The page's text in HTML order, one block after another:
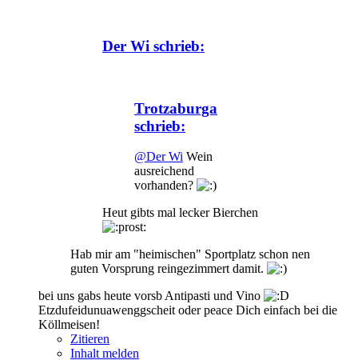
Der Wi schrieb:
Trotzaburga
schrieb:
@Der Wi Wein
ausreichend
vorhanden?
Heut gibts mal lecker Bierchen
Hab mir am "heimischen" Sportplatz schon nen
guten Vorsprung reingezimmert damit.
bei uns gabs heute vorsb Antipasti und Vino
Etzdufeidunuawenggscheit oder peace Dich einfach bei die
Köllmeisen!
Zitieren
Inhalt melden